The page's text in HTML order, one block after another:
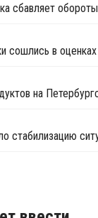
сбавляет обороты